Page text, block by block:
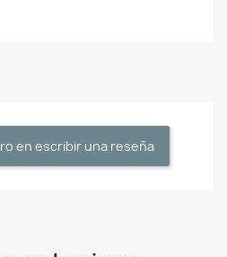
en escribir una reseña